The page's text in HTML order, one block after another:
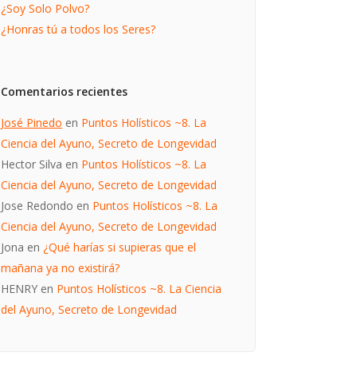
¿Soy Solo Polvo?
¿Honras tú a todos los Seres?
Comentarios recientes
José Pinedo en Puntos Holísticos ~8. La
Ciencia del Ayuno, Secreto de Longevidad
Hector Silva en Puntos Holísticos ~8. La
Ciencia del Ayuno, Secreto de Longevidad
Jose Redondo en Puntos Holísticos ~8. La
Ciencia del Ayuno, Secreto de Longevidad
Jona en ¿Qué harías si supieras que el
mañana ya no existirá?
HENRY en Puntos Holísticos ~8. La Ciencia
del Ayuno, Secreto de Longevidad